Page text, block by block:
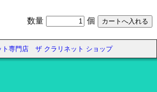
数量 個
ト専門店 ザ クラリネット ショップ